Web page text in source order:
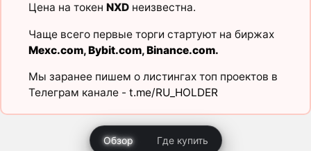
Цена на токен NXDнеизвестна.
Чаще всего первые торги стартуют на биржах
Mexc.com,Bybit.com,Binance.com.
Мы заранее пишем о листингах топ проектов в
Телеграм канале - t.me/RU_HOLDER
Обзор Где купить